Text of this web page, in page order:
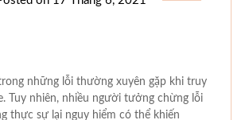
những lỗi thường xuyên gặp khi truy
Tuy nhiên, nhiều người tưởng chừng lỗi
thực sự lại nguy hiểm có thể khiến